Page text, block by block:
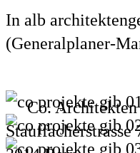
In alb
(Generalplaner-
Co. Architekten
Stauffacherstrasse